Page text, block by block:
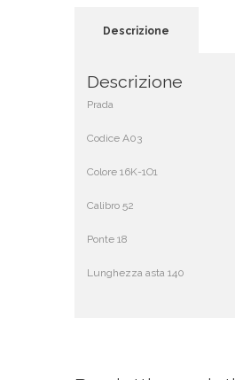
Descrizione
Descrizione
Prada
Codice A03
Colore 16K-1O1
Calibro 52
Ponte 18
Lunghezza asta 140